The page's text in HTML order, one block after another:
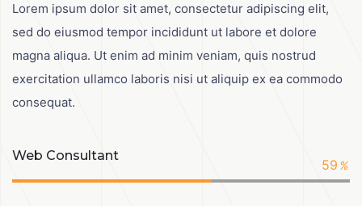
Lorem ipsum dolor sit amet, consectetur adipiscing elit,
sed do eiusmod tempor incididunt ut labore et dolore
magna aliqua. Ut enim ad minim veniam, quis nostrud
exercitation ullamco laboris nisi ut aliquip ex ea commodo
consequat.
Web Consultant
59%